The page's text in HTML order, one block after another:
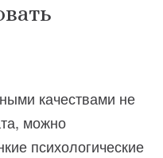
качествами не
можно
психологические